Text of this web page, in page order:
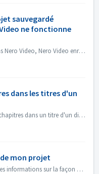
sauvegardé
ne fonctionne
Lorsque vous éditez des vidéos dans Nero Video, Nero Video enregistre automatiquement votre projet en arrière-plan. Si Nero Video s'arrête de foncti...
dans les titres d'un
Dans Nero Video, afin de créer des chapitres dans un titre d'un disque, 1. Dans l'écran Contenu, sélectionnez le titre. 2. Sous l'aperçu du titr...
mon projet
Note : Vous trouverez de plus amples informations sur la façon de créer des diaporamas avec de la musique sous le lien suivant : Créer des diaporamas avec d...